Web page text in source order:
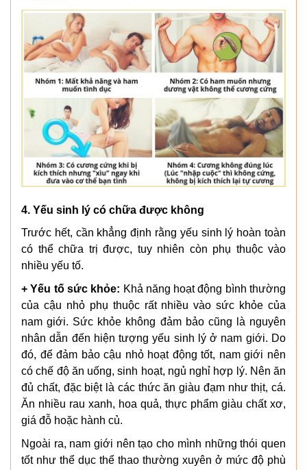
4. Yếu sinh lý có chữa được không
Trước hết, cần khẳng định rằng yếu sinh lý hoàn toàn
có thể chữa trị được, tuy nhiên còn phụ thuộc vào
nhiều yếu tố.
+ Yếu tố sức khỏe: Khả năng hoạt động bình thường
của cậu nhỏ phụ thuộc rất nhiều vào sức khỏe của
nam giới. Sức khỏe không đảm bảo cũng là nguyên
nhân dẫn đến hiện tượng yếu sinh lý ở nam giới. Do
đó, để đảm bảo cậu nhỏ hoạt động tốt, nam giới nên
có chế độ ăn uống, sinh hoạt, ngủ nghỉ hợp lý. Nên ăn
đủ chất, đặc biệt là các thức ăn giàu đạm như thịt, cá.
Ăn nhiều rau xanh, hoa quả, thực phẩm giàu chất xơ,
giá đỗ hoặc hành củ.
Ngoài ra, nam giới nên tạo cho mình những thói quen
tốt như thể dục thể thao thường xuyên ở mức độ phù